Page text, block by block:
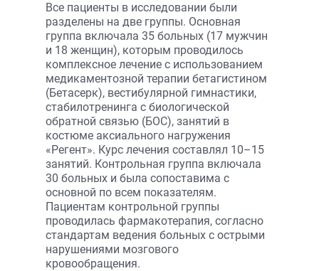
Все пациенты в исследовании были
разделены на две группы. Основная
группа включала 35 больных (17 мужчин
и 18 женщин), которым проводилось
комплексное лечение с использованием
медикаментозной терапии бетагистином
(Бетасерк), вестибулярной гимнастики,
стабилотренинга с биологической
обратной связью (БОС), занятий в
костюме аксиального нагружения
«Регент». Курс лечения составлял 10–15
занятий. Контрольная группа включала
30 больных и была сопоставима с
основной по всем показателям.
Пациентам контрольной группы
проводилась фармакотерапия, согласно
стандартам ведения больных с острыми
нарушениями мозгового
кровообращения.